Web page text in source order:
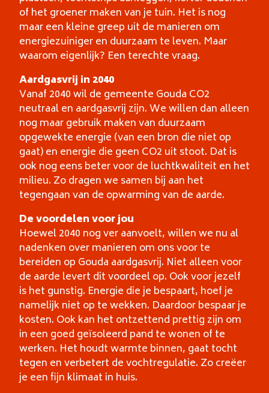
of het groener maken van je tuin. Het is nog
maar een kleine greep uit de manieren om
energiezuiniger en duurzaam te leven. Maar
waarom eigenlijk? Een terechte vraag.
Aardgasvrij in 2040
Vanaf 2040 wil de gemeente Gouda CO2
neutraal en aardgasvrij zijn. We willen dan alleen
nog maar gebruik maken van duurzaam
opgewekte energie (van een bron die niet op
gaat) en energie die geen CO2 uit stoot. Dat is
ook nog eens beter voor de luchtkwaliteit en het
milieu. Zo dragen we samen bij aan het
tegengaan van de opwarming van de aarde.
De voordelen voor jou
Hoewel 2040 nog ver aanvoelt, willen we nu al
nadenken over manieren om ons voor te
bereiden op Gouda aardgasvrij. Niet alleen voor
de aarde levert dit voordeel op. Ook voor jezelf
is het gunstig. Energie die je bespaart, hoef je
namelijk niet op te wekken. Daardoor bespaar je
kosten. Ook kan het ontzettend prettig zijn om
in een goed geïsoleerd pand te wonen of te
werken. Het houdt warmte binnen, gaat tocht
tegen en verbetert de vochtregulatie. Zo creëer
je een fijn klimaat in huis.